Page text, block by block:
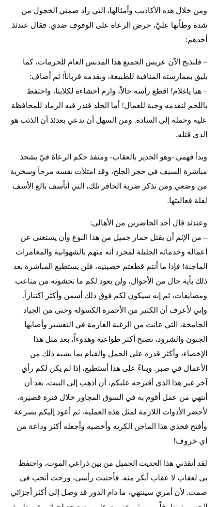
ومن خلال هذه الأكاذيب وأمثالها، التي زاد صمتي الخجول من
شدة وطأتها عليَّ، حرض الرعاة على الوقوف ضدي. فقال عندئذ
أحدهم:
– فلنذبح الآن عريس الجميع هذا المدنس العام للحرمات، كما
يليق بممارسته المنافية للطبيعة، ونقدمه قرباناً! ثم أضاف:
– هيا ياغلام! اقطع رأسه حالاً، وارم أحشاءه لكلابنا، واحتفظ
باللحم لنقدمه وجبة للعمال! أما الجلد فنذر فيه الرماد للمحافظة
عليه وحمله إلى السادة. ومن السهل أن ندعي بعدئذ أن الذئب هو
الذي قتله.
وبدأ فهمي -وهو الجدير بالعقاب- ومنفذ حكم الرعاة فيّ يشحذ
مباشرة السيف في حجر الجلخ، وقد امتلأت نفسه مرحاً وسخرية
من وضعي ومن تذكر ضربة الحافر تلك، التي أتأسف بالغ الأسف
لقلة فعاليتها.
وعندئذ قال أحد الحاضرين من الأهالي:
– من الإثم أن يقتل حمار جميل من هذا النوع وأن يستغنى عن
أعماله وخدماته الجليلة لمجرد أنه متهم بالشهوانية والمغامرات
الماجنة! فإذا ما أنتم قطعتم خصيتيه، فلن يستطيع المباشرة بعد
ذلك بأية حال من الأحوال، ولن يعود لكم ما تخشونه من متاعب
ومضايقات، ثم إنه سيكون لكم فوق ذلك أسمن وأكثر اكتنازاً.
وإني لأعرف أن الكثير من الأحمرة الكسولة وحتى من الجياد
الجامحة، التي عانت من الرغبة العارمة في التعشير وأصابها
الجنون والشرود، تصبح أكثر طواعية وهدوءاً، بعد مثل هذا
الإخصاء، وأكثر قدرة على الحمل والقيام بما يشبه ذلك من
الأعمال في صبر. وبناءً على هذا أستطيع، إذا لم يكن لكم رأي
آخر غير هذا الذي أقترحه عليكم، أن أذهب إلى البيت، بعد أن
أنتهي من عمل أقوم به في السوق المجاور خلال فترة قصيرة،
لأحضر الأدوات اللازمة لمثل هذه العملية، ثم أعود إليكم بسرعة
وأفتح فخذي هذا الماجن الكريه وأخصيه وأجعله أكثر وداعة من
أي خروف!
لقد أنقذني هذا الحديث الجميل من بين ذراعي الموت، واحتفظ
بي لعقاب لا عقاب أنكر منه. فأحنيت رأسي، ورحت أنحب في
صمت. لأن أمري سينتهي، ما دام الدور قد وصل إلى أكثر أجزائي